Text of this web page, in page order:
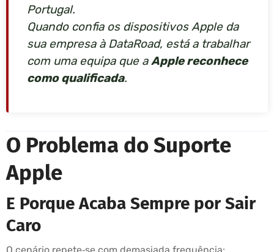
Portugal.
Quando confia os dispositivos Apple da
sua empresa à DataRoad, está a trabalhar
com uma equipa que aApple reconhece
como qualificada.
O Problema do Suporte
Apple
E Porque Acaba Sempre por Sair
Caro
O cenário repete‑se com demasiada frequência: